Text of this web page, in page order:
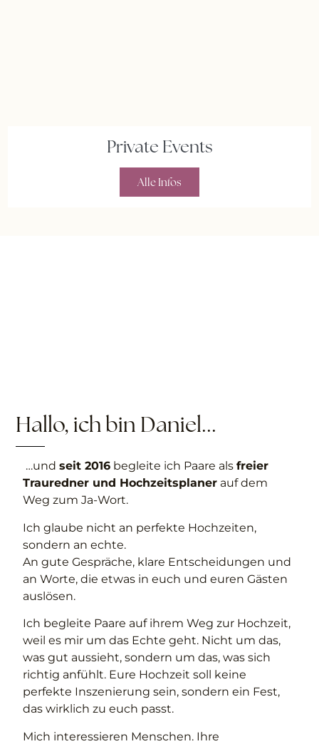
Private Events
Alle Infos
Hallo, ich bin Daniel...
…undseit 2016 begleite ich Paare alsfreier
Trauredner und Hochzeitsplaner auf dem
Weg zum Ja-Wort.
Ich glaube nicht an perfekte Hochzeiten,
sondern an echte.
An gute Gespräche, klare Entscheidungen und
an Worte, die etwas in euch und euren Gästen
auslösen.
Ich begleite Paare auf ihrem Weg zur Hochzeit,
weil es mir um das Echte geht. Nicht um das,
was gut aussieht, sondern um das, was sich
richtig anfühlt. Eure Hochzeit soll keine
perfekte Inszenierung sein, sondern ein Fest,
das wirklich zu euch passt.
Mich interessieren Menschen. Ihre